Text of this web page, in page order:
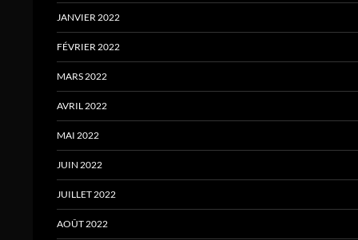
JANVIER 2022
FÉVRIER 2022
MARS 2022
AVRIL 2022
MAI 2022
JUIN 2022
JUILLET 2022
AOÛT 2022